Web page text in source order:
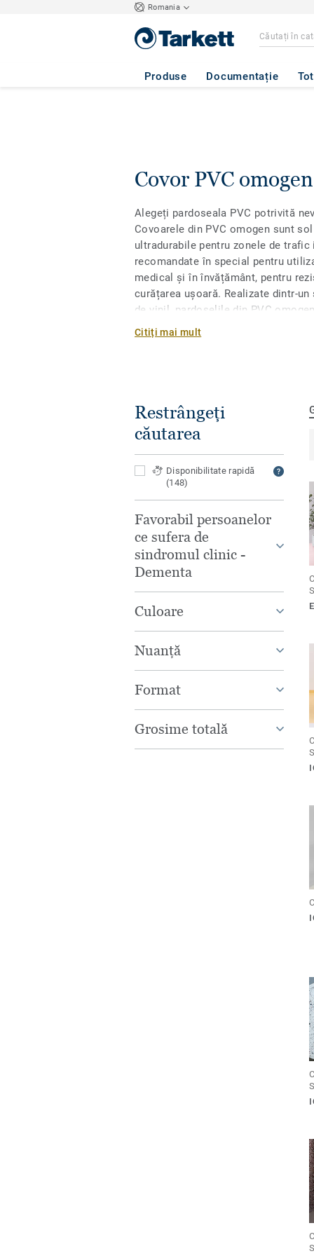
Romania
Produse Documentație
Covor PVC omogen
Alegeți pardoseala PVC potrivită
Covoarele din PVC omogen sunt
ultradurabile pentru zonele de
recomandate în special pentru
medical și în învățământ, pentru
curățarea ușoară. Realizate dintr-
de vinil, pardoselile din PVC
suprafața de suport și îmbinate
optimă. Versiunile noastre
Citiți mai mult
Restrângeți
căutarea
Disponibilitate rapidă
(148)
Favorabil persoanelor
ce sufera de
sindromul clinic -
Dementa
Culoare
Nuanță
Format
Grosime totală